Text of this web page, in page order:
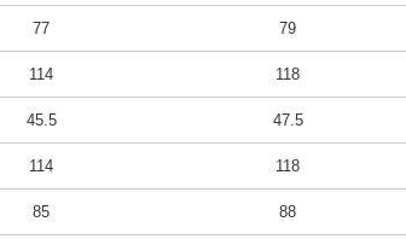
77 79
114 118
45.5 47.5
114 118
85 88